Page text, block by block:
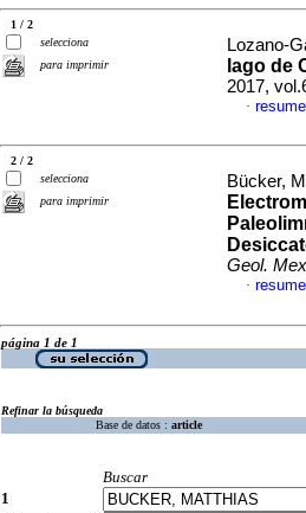
1 / 2
selecciona
para imprimir
Lozano-
lago de
2017,
·
2 / 2
selecciona
para imprimir
Bücker,
Geol. Mex
·
página 1 de 1
Refinar la búsqueda
Base de datos : article
Buscar
1